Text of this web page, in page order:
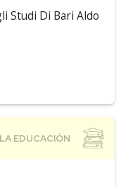
Studi Di Bari Aldo